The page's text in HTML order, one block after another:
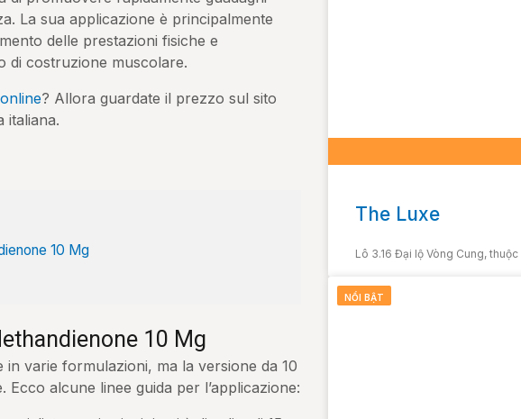
La sua applicazione è principalmente
delle prestazioni fisiche e
di costruzione muscolare.
? Allora guardate il prezzo sul sito
italiana.
10 Mg
10 Mg
in varie formulazioni, ma la versione da 10
alcune linee guida per l’applicazione:
The Luxe
Lô 3.16 Đại lộ Vòng Cung,
NỔI BẬT